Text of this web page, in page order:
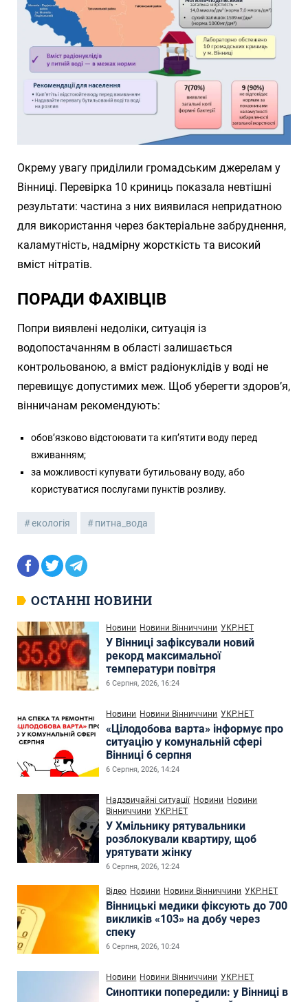
Окрему увагу приділили громадським джерелам у
Вінниці. Перевірка 10 криниць показала невтішні
результати: частина з них виявилася непридатною
для використання через бактеріальне забруднення,
каламутність, надмірну жорсткість та високий
вміст нітратів.
ПОРАДИ ФАХІВЦІВ
Попри виявлені недоліки, ситуація із
водопостачанням в області залишається
контрольованою, а вміст радіонуклідів у воді не
перевищує допустимих меж. Щоб уберегти здоров’я,
вінничанам рекомендують:
обов’язково відстоювати та кип’ятити воду перед
вживанням;
за можливості купувати бутильовану воду, або
користуватися послугами пунктів розливу.
екологія питна_вода
ОСТАННІ НОВИНИ
Новини Новини Вінниччини УКР.НЕТ
У Вінниці зафіксували новий
рекорд максимальної
температури повітря
6 Серпня, 2026, 16:24
Новини Новини Вінниччини УКР.НЕТ
«Цілодобова варта» інформує про
ситуацію у комунальній сфері
Вінниці 6 серпня
6 Серпня, 2026, 14:24
Надзвичайні ситуації Новини Новини
Вінниччини УКР.НЕТ
У Хмільнику рятувальники
розблокували квартиру, щоб
урятувати жінку
6 Серпня, 2026, 12:24
Відео Новини Новини Вінниччини УКР.НЕТ
Вінницькі медики фіксують до 700
викликів «103» на добу через
спеку
6 Серпня, 2026, 10:24
Новини Новини Вінниччини УКР.НЕТ
Синоптики попередили: у Вінниці в